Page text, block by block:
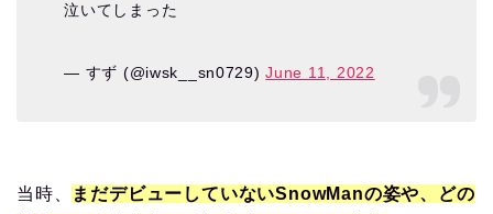
泣いてしまった
— すず (@iwsk__sn0729)June 11, 2022
当時、
まだデビューしていないSnowManの姿や、どの